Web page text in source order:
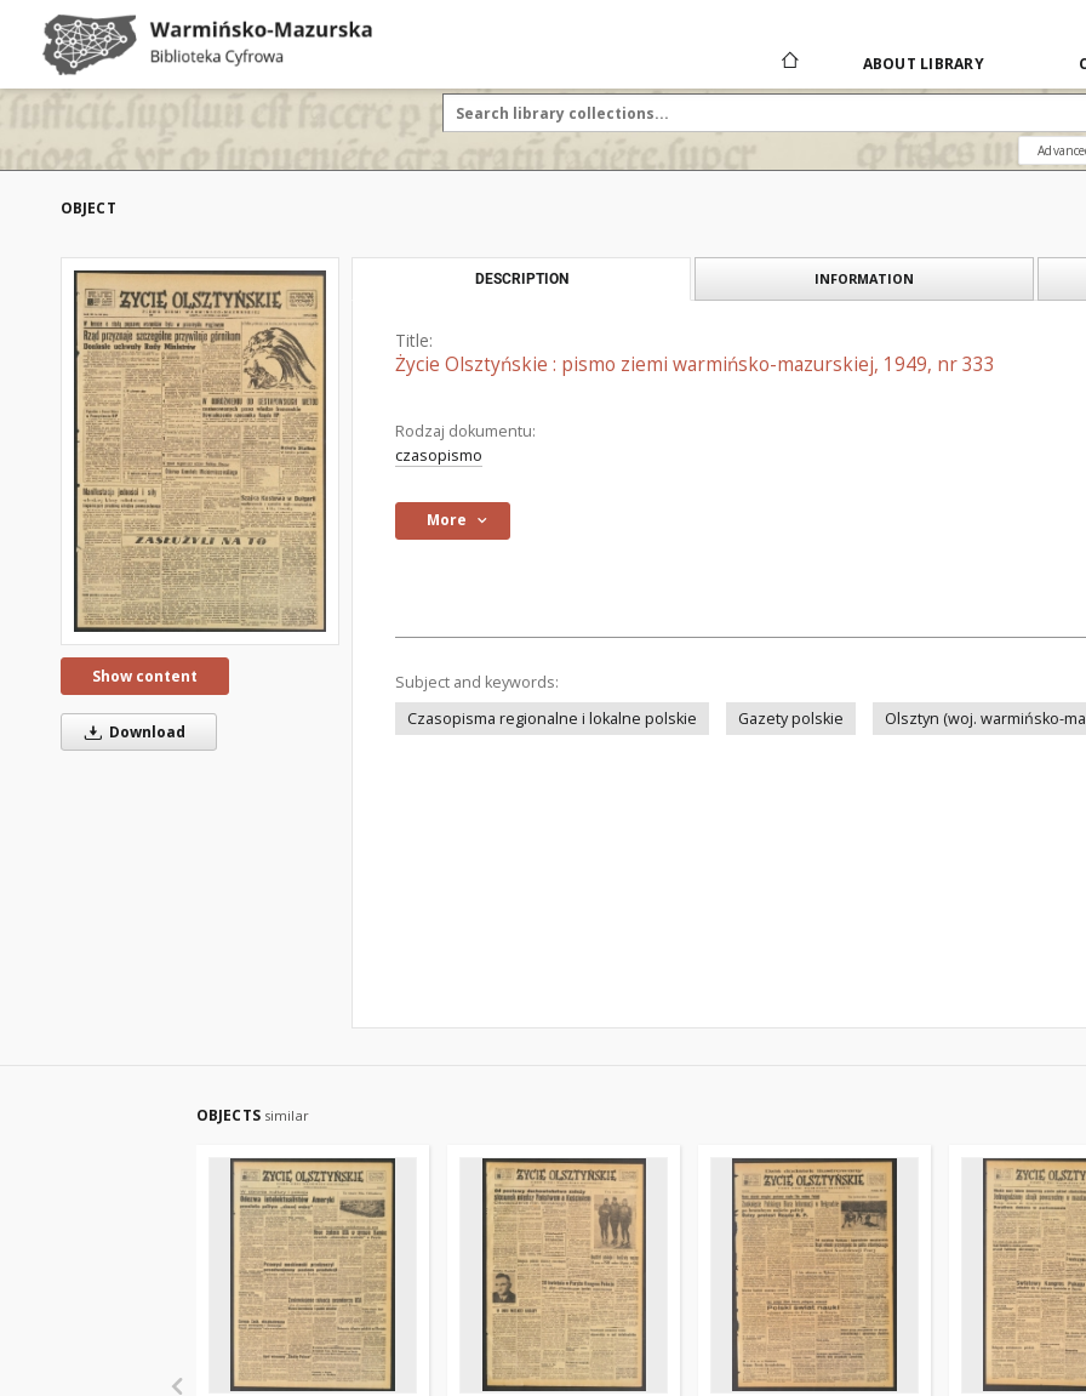
ABOUT LIBRARY
OBJECT
Show content
Download
DESCRIPTION INFORMATION
Title:
Życie Olsztyńskie : pismo ziemi warmińsko-mazurskiej, 1949, nr 333
Rodzaj dokumentu:
czasopismo
More
Subject and keywords:
Czasopisma regionalne i lokalne polskie
Gazety polskie Olsztyn (woj. warmińsko-
OBJECTS similar